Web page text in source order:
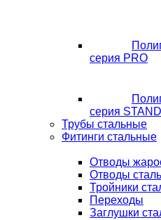
серия PRO
серия
Трубы стальные
Фитинги стальные
Отводы
Отводы
Тройники
Переходы
Заглушки